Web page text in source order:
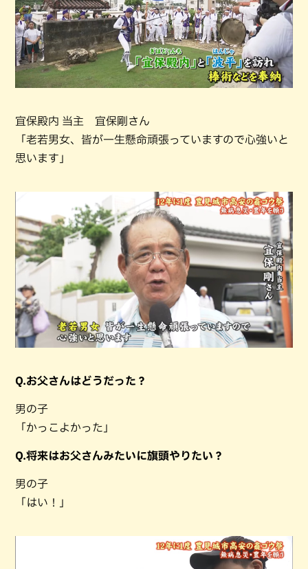
宜保殿内 当主 宜保剛さん
「老若男女、皆が一生懸命頑張っていますので心強いと
思います」
Q.お父さんはどうだった？
男の子
「かっこよかった」
Q.将来はお父さんみたいに旗頭やりたい？
男の子
「はい！」